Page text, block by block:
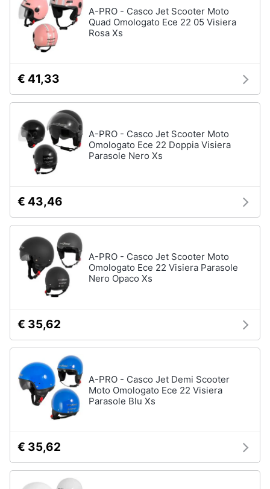
Borraccia
termica
A-PRO - Casco Jet Scooter Moto
Quad Omologato Ece 22 05 Visiera
Rosa Xs
€ 41,33
A-PRO - Casco Jet Scooter Moto
Omologato Ece 22 Doppia Visiera
Parasole Nero Xs
€ 43,46
A-PRO - Casco Jet Scooter Moto
Omologato Ece 22 Visiera Parasole
Nero Opaco Xs
€ 35,62
A-PRO - Casco Jet Demi Scooter
Moto Omologato Ece 22 Visiera
Parasole Blu Xs
€ 35,62